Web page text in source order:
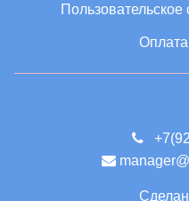
Оплата